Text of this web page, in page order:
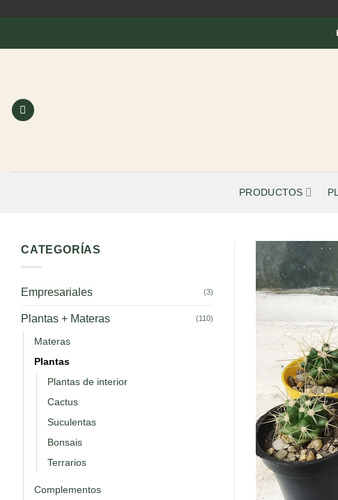
PRODUCTOS
CATEGORÍAS
Empresariales (3)
Plantas + Materas (110)
Materas
Plantas
Plantas de interior
Cactus
Suculentas
Bonsais
Terrarios
Complementos